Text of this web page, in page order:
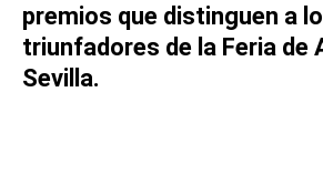
premios que distinguen a
triunfadores de la Feria de
Sevilla.